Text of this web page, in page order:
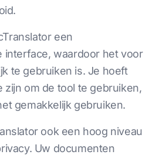
een
interface, waardoor het voor
te gebruiken is. Je hoeft
om de tool te gebruiken,
gemakkelijk gebruiken.
ook een hoog niveau
Uw documenten